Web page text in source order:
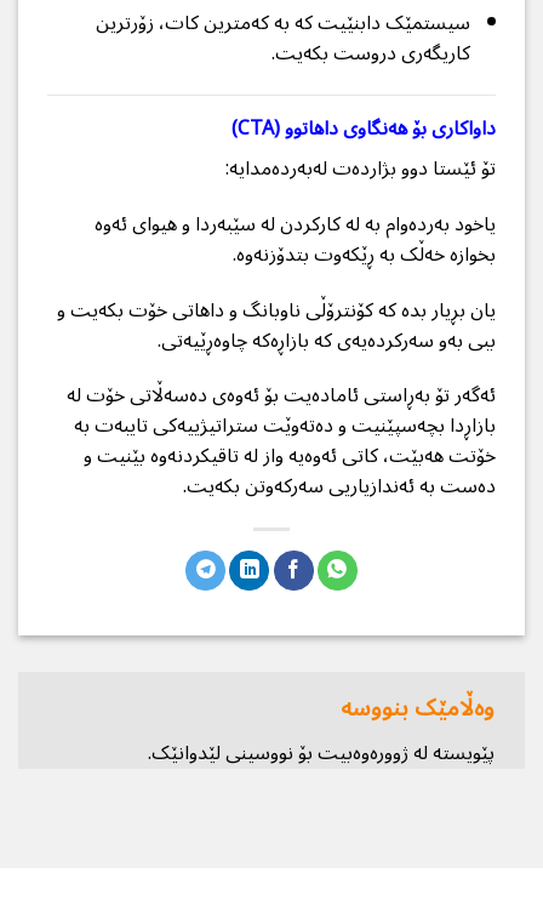
سیستمێک دابنێیت کە بە کەمترین کات، زۆرترین
کاریگەری دروست بکەیت.
داواکاری بۆ هەنگاوی داهاتوو (CTA)
تۆ ئێستا دوو بژاردەت لەبەردەمدایە:
یاخود بەردەوام بە لە کارکردن لە سێبەردا و هیوای ئەوە
بخوازە خەڵک بە ڕێکەوت بتدۆزنەوە.
یان بڕیار بدە کە کۆنترۆڵی ناوبانگ و داهاتی خۆت بکەیت و
ببی بەو سەرکردەیەی کە بازاڕەکە چاوەڕێیەتی.
ئەگەر تۆ بەڕاستی ئامادەیت بۆ ئەوەی دەسەڵاتی خۆت لە
بازاڕدا بچەسپێنیت و دەتەوێت ستراتیژییەکی تایبەت بە
خۆتت هەبێت، کاتی ئەوەیە واز لە تاقیکردنەوە بێنیت و
دەست بە ئەندازیاریی سەرکەوتن بکەیت.
وەڵامێک بنووسە
پێویستەلە ژوورەوەبیتبۆ نووسینی لێدوانێک.